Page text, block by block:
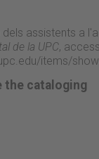
dels assistents a
de la UPC,
items/
the cataloging